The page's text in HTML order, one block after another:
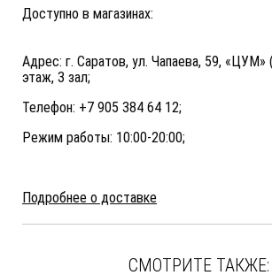
Доступно в магазинах:
Адрес: г. Саратов, ул. Чапаева, 59,
этаж, 3 зал;
Телефон: +7 905 384 64 12;
Режим работы: 10:00-20:00;
Подробнее о доставке
СМОТРИТЕ ТАКЖЕ: